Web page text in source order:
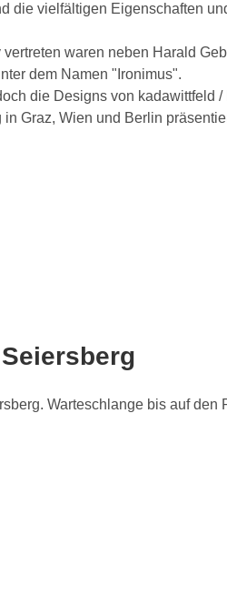
vielfältigen Eigenschaften
waren neben Harald
dem Namen "Ironimus".
die Designs von kadawittfeld
Graz, Wien und Berlin
Warteschlange bis auf den